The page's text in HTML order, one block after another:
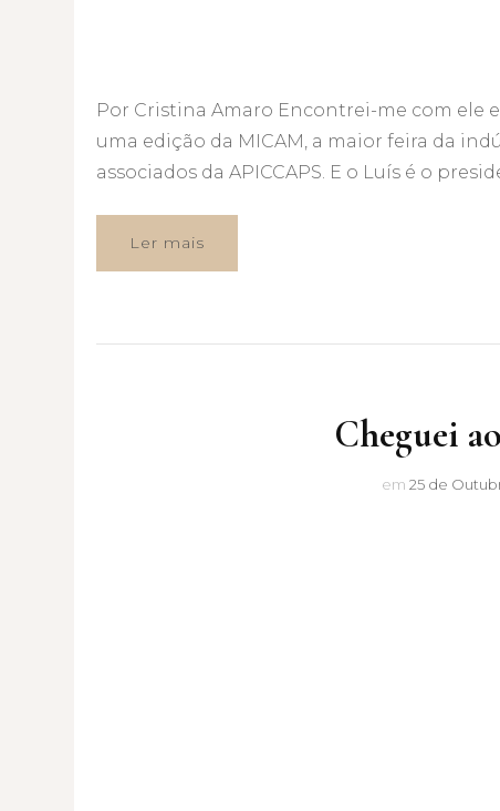
Por Cristina Amaro Encontrei-me com ele
uma edição da MICAM, a maior feira da
associados da APICCAPS. E o Luís é o
Ler mais
Cheguei
em 25 de